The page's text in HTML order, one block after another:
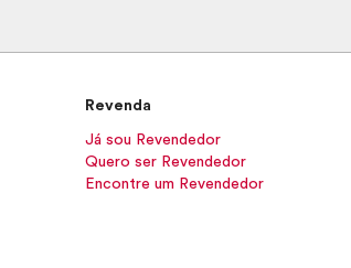
Revenda
Já sou Revendedor
Quero ser Revendedor
Encontre um Revendedor